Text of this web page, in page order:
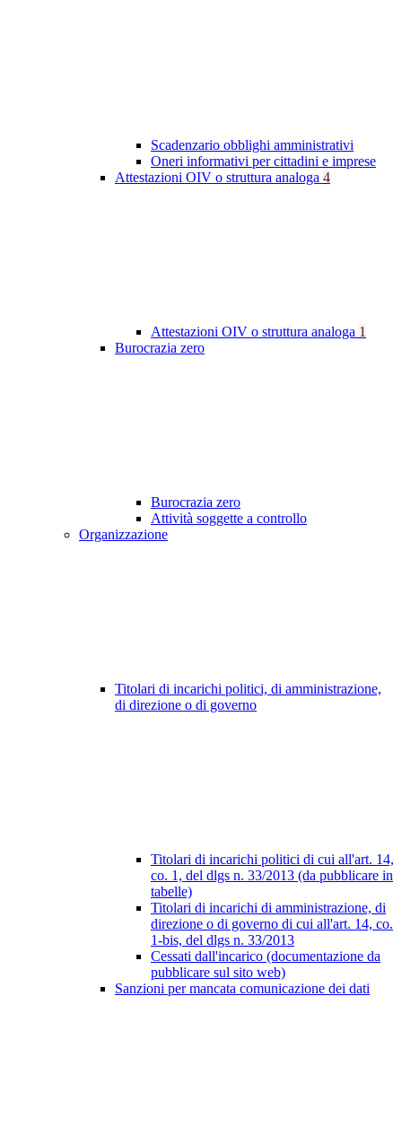
Scadenzario obblighi amministrativi
Oneri informativi per cittadini e imprese
Attestazioni OIV o struttura analoga 4
Attestazioni OIV o struttura analoga 1
Burocrazia zero
Burocrazia zero
Attività soggette a controllo
Organizzazione
Titolari di incarichi politici, di amministrazione,
di direzione o di governo
Titolari di incarichi politici di cui all'art. 14,
co. 1, del dlgs n. 33/2013 (da pubblicare in
tabelle)
Titolari di incarichi di amministrazione, di
direzione o di governo di cui all'art. 14, co.
1-bis, del dlgs n. 33/2013
Cessati dall'incarico (documentazione da
pubblicare sul sito web)
Sanzioni per mancata comunicazione dei dati